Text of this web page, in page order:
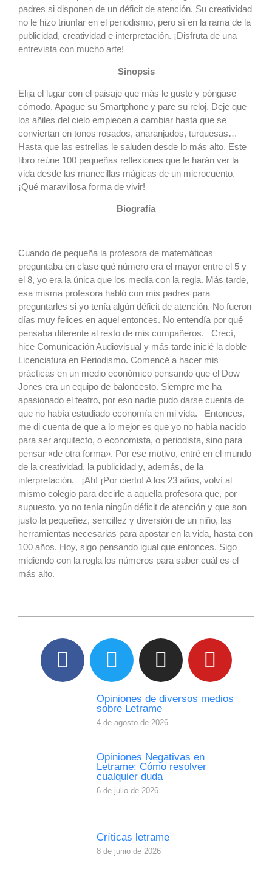
padres si disponen de un déficit de atención. Su creatividad
no le hizo triunfar en el periodismo, pero sí en la rama de la
publicidad, creatividad e interpretación. ¡Disfruta de una
entrevista con mucho arte!
Sinopsis
Elija el lugar con el paisaje que más le guste y póngase
cómodo. Apague su Smartphone y pare su reloj. Deje que
los añiles del cielo empiecen a cambiar hasta que se
conviertan en tonos rosados, anaranjados, turquesas…
Hasta que las estrellas le saluden desde lo más alto. Este
libro reúne 100 pequeñas reflexiones que le harán ver la
vida desde las manecillas mágicas de un microcuento.
¡Qué maravillosa forma de vivir!
Biografía
Cuando de pequeña la profesora de matemáticas
preguntaba en clase qué número era el mayor entre el 5 y
el 8, yo era la única que los medía con la regla. Más tarde,
esa misma profesora habló con mis padres para
preguntarles si yo tenía algún déficit de atención. No fueron
días muy felices en aquel entonces. No entendía por qué
pensaba diferente al resto de mis compañeros. Crecí,
hice Comunicación Audiovisual y más tarde inicié la doble
Licenciatura en Periodismo. Comencé a hacer mis
prácticas en un medio económico pensando que el Dow
Jones era un equipo de baloncesto. Siempre me ha
apasionado el teatro, por eso nadie pudo darse cuenta de
que no había estudiado economía en mi vida. Entonces,
me di cuenta de que a lo mejor es que yo no había nacido
para ser arquitecto, o economista, o periodista, sino para
pensar «de otra forma». Por ese motivo, entré en el mundo
de la creatividad, la publicidad y, además, de la
interpretación. ¡Ah! ¡Por cierto! A los 23 años, volví al
mismo colegio para decirle a aquella profesora que, por
supuesto, yo no tenía ningún déficit de atención y que son
justo la pequeñez, sencillez y diversión de un niño, las
herramientas necesarias para apostar en la vida, hasta con
100 años. Hoy, sigo pensando igual que entonces. Sigo
midiendo con la regla los números para saber cuál es el
más alto.
Opiniones de diversos medios
sobre Letrame
4 de agosto de 2026
Opiniones Negativas en
Letrame: Cómo resolver
cualquier duda
6 de julio de 2026
Críticas letrame
8 de junio de 2026